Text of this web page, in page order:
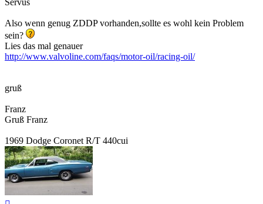
Servus
Also wenn genug ZDDP vorhanden,sollte es wohl kein Problem
sein?
Lies das mal genauer
http://www.valvoline.com/faqs/motor-oil/racing-oil/
gruß
Franz
Gruß Franz
1969 Dodge Coronet R/T 440cui